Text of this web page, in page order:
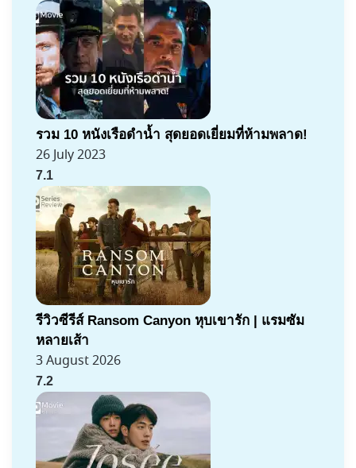
รวม 10 หนังเรือดำน้ำ สุดยอดเยี่ยมที่ห้ามพลาด!
26 July 2023
7.1
รีวิวซีรีส์ Ransom Canyon หุบเขารัก | แรมซัม
หลายเส้า
3 August 2026
7.2